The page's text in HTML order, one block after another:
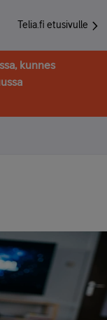
Telia.fi etusivulle
kunnes